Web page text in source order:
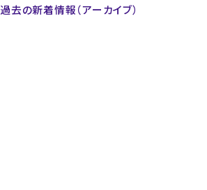
過去の新着情報（アーカイブ）